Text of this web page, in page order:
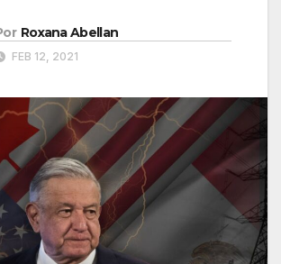
Roxana Abellan
FEB 12, 2021